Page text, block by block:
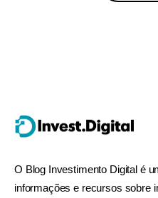
O Blog Investimento Digital é
informações e recursos sobre